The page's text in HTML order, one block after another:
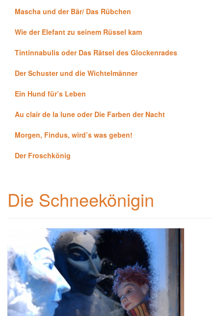
Mascha und der Bär/ Das Rübchen
Wie der Elefant zu seinem Rüssel kam
Tintinnabulis oder Das Rätsel des Glockenrades
Der Schuster und die Wichtelmänner
Ein Hund für’s Leben
Au clair de la lune oder Die Farben der Nacht
Morgen, Findus, wird’s was geben!
Der Froschkönig
Die Schneekönigin